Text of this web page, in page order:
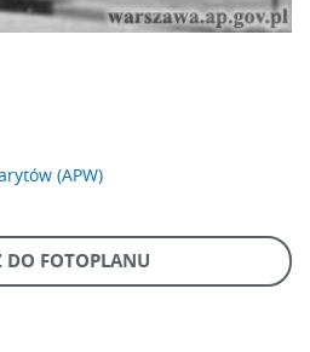
(APW)
DO FOTOPLANU